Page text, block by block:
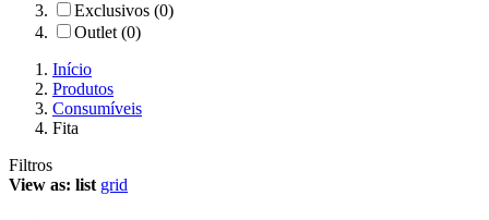
Exclusivos (0)
Outlet (0)
Início
Produtos
Consumíveis
Fita
Filtros
View as: list grid